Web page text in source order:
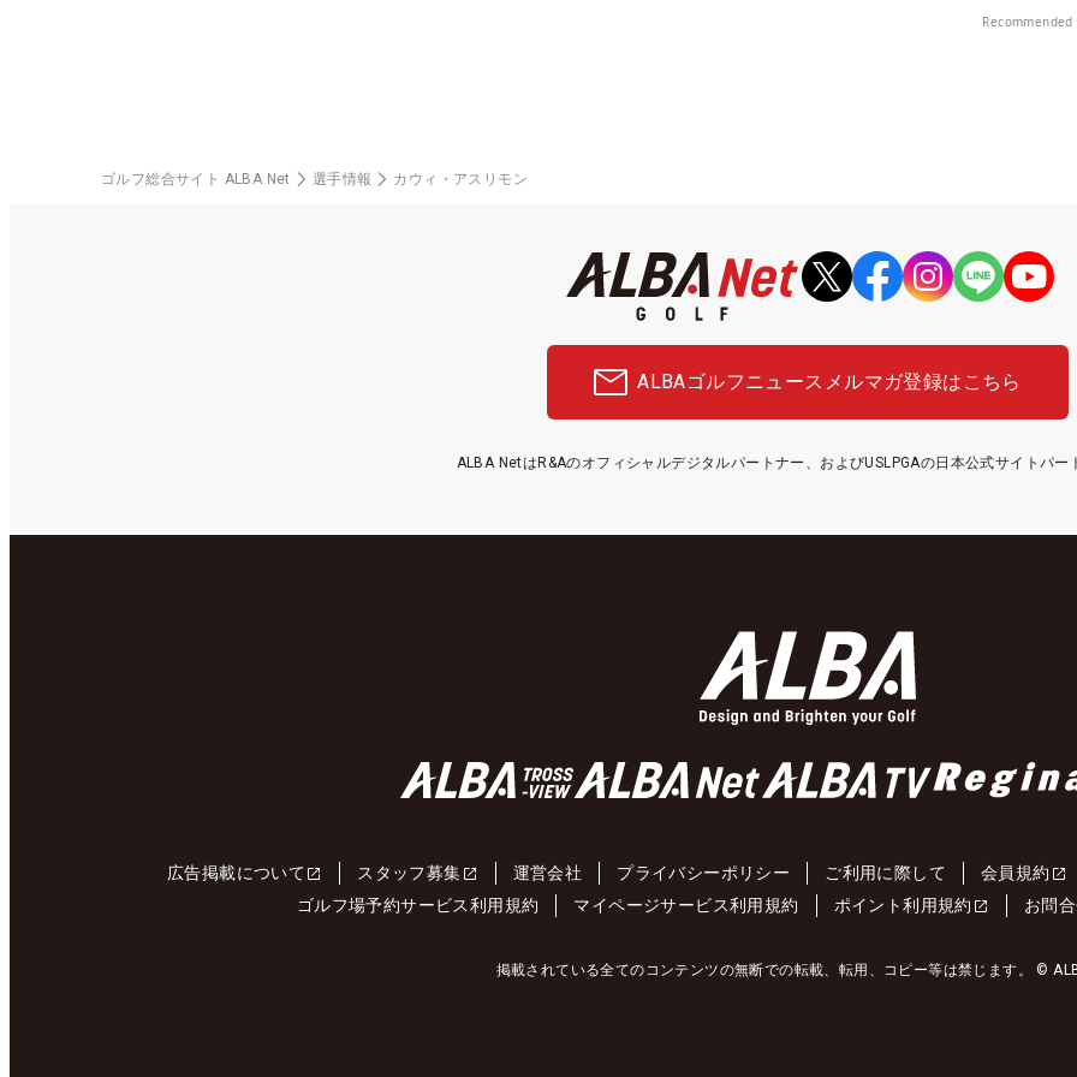
Recommended
ゴルフ総合サイト ALBA Net 選手情報 カウィ・アスリモン
ALBAゴルフニュース メルマガ登録はこちら
ALBA NetはR&Aのオフィシャルデジタルパートナー、およびUSLPGAの日本公式サイトパー
広告掲載について スタッフ募集 運営会社 プライバシーポリシー ご利用に際して 会員規約
ゴルフ場予約サービス利用規約
マイページサービス利用規約 ポイント利用規約 お問
掲載されている全てのコンテンツの無断での転載、転用、コピー等は禁じます。 ©